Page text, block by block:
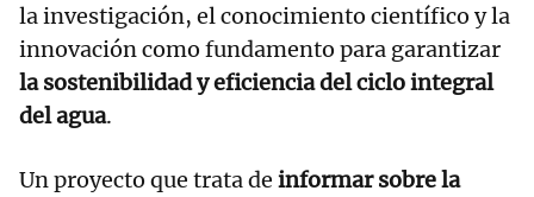
la investigación, el conocimiento científico y la
innovación como fundamento para garantizar
la sostenibilidad y eficiencia del ciclo integral
del agua.
Un proyecto que trata de informar sobre la